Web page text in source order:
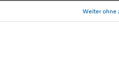
der Absatz in Übersee bei
ohne
t) gesteigert werden.